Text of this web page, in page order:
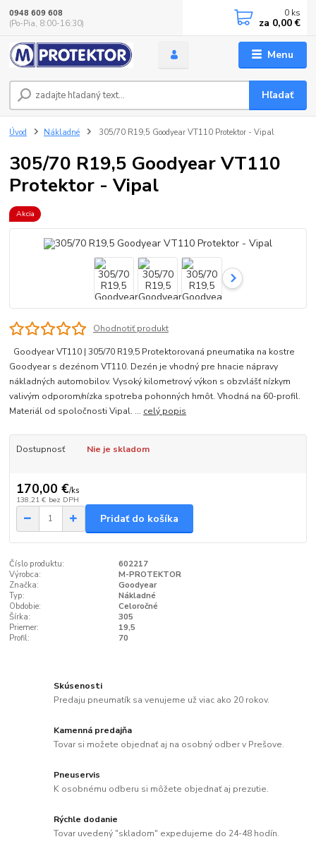
Menu
Hľadať
0948 609 608
(Po-Pia, 8:00-16:30)
0 ks
za 0,00 €
Úvod Nákladné 305/70 R19,5 Goodyear VT110 Protektor - Vipal
305/70 R19,5 Goodyear VT110
Protektor - Vipal
Akcia
Ohodnotiť produkt
Goodyear VT110 | 305/70 R19,5 Protektorovaná pneumatika na kostre
Goodyear s dezénom VT110. Dezén je vhodný pre hnacie nápravy
nákladných automobilov. Vysoký kilometrový výkon s obzvlášť nízkym
valivým odporom/nízka spotreba pohonných hmôt. Vhodná na 60-profil.
Materiál od spoločnosti Vipal. ... celý popis
Dostupnosť Nie je skladom
170,00 €/ks
138,21 € bez DPH
Pridať do košíka
Číslo produktu:
602217
Výrobca:
M-PROTEKTOR
Značka:
Goodyear
Typ:
Nákladné
Obdobie:
Celoročné
Šírka:
305
Priemer:
19,5
Profil:
70
Skúsenosti
Predaju pneumatík sa venujeme už viac ako 20 rokov.
Kamenná predajňa
Tovar si možete objednať aj na osobný odber v Prešove.
Pneuservis
K osobnému odberu si môžete objednať aj prezutie.
Rýchle dodanie
Tovar uvedený "skladom" expedujeme do 24-48 hodín.